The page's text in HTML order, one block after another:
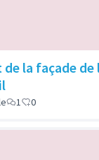
la façade de
1 0